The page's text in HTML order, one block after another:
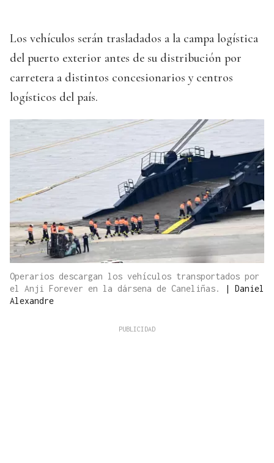
Los vehículos serán trasladados a la campa logística
del puerto exterior antes de su distribución por
carretera a distintos concesionarios y centros
logísticos del país.
Operarios descargan los vehículos transportados por
el Anji Forever en la dársena de Caneliñas.
| Daniel
Alexandre